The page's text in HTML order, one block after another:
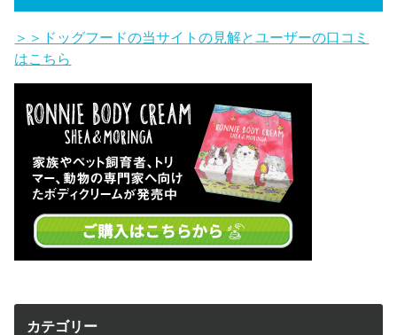
＞＞ドッグフードの当サイトの見解とユーザーの口コミ
はこちら
カテゴリー